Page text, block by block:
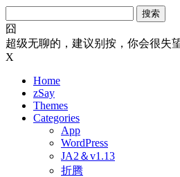
索：
囧
超级无聊的，建议别按，你会很失
X
Home
zSay
Themes
Categories
App
WordPress
JA2＆v1.13
折腾